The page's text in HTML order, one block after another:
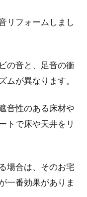
ク！新築した人の
により、いろいろな情報
れる時代となりました。
ボックスはどんな
置されていることの多い
近年では一戸建て用の宅
リフォームしまし
の音と、足音の衝
ムが異なります。
音性のある床材や
トで床や天井をリ
場合は、そのお宅
一番効果がありま